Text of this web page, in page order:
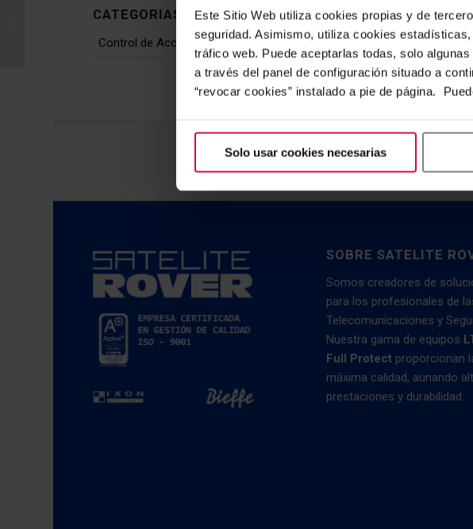
Este Sitio Web utiliza cookies propias y de
seguridad. Asimismo, utiliza cookies
tráfico web. Puede aceptarlas todas, solo
a través del panel de configuración situado a
“revocar cookies” instalado a pie de página.
Solo usar cookies necesarias
CATEGORIAS DE PRODUCTOS
SOBRE SATELITE
Somos creadores de
para los profesionales de
Telecomunicaciones y
Nuestra gama de equipos
Full Protect proporcionan
máxima calidad, aunando
prestaciones y durabilidad.
Modulador profesional